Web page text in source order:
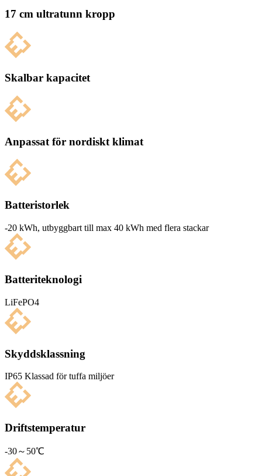
17 cm ultratunn kropp
Skalbar kapacitet
Anpassat för nordiskt klimat
Batteristorlek
-20 kWh, utbyg­g­bart till max 40 kWh med flera stackar
Batteriteknologi
LiFePO4
Skyddsklassning
IP65 Klas­sad för tuffa miljöer
Driftstemperatur
-30～50℃